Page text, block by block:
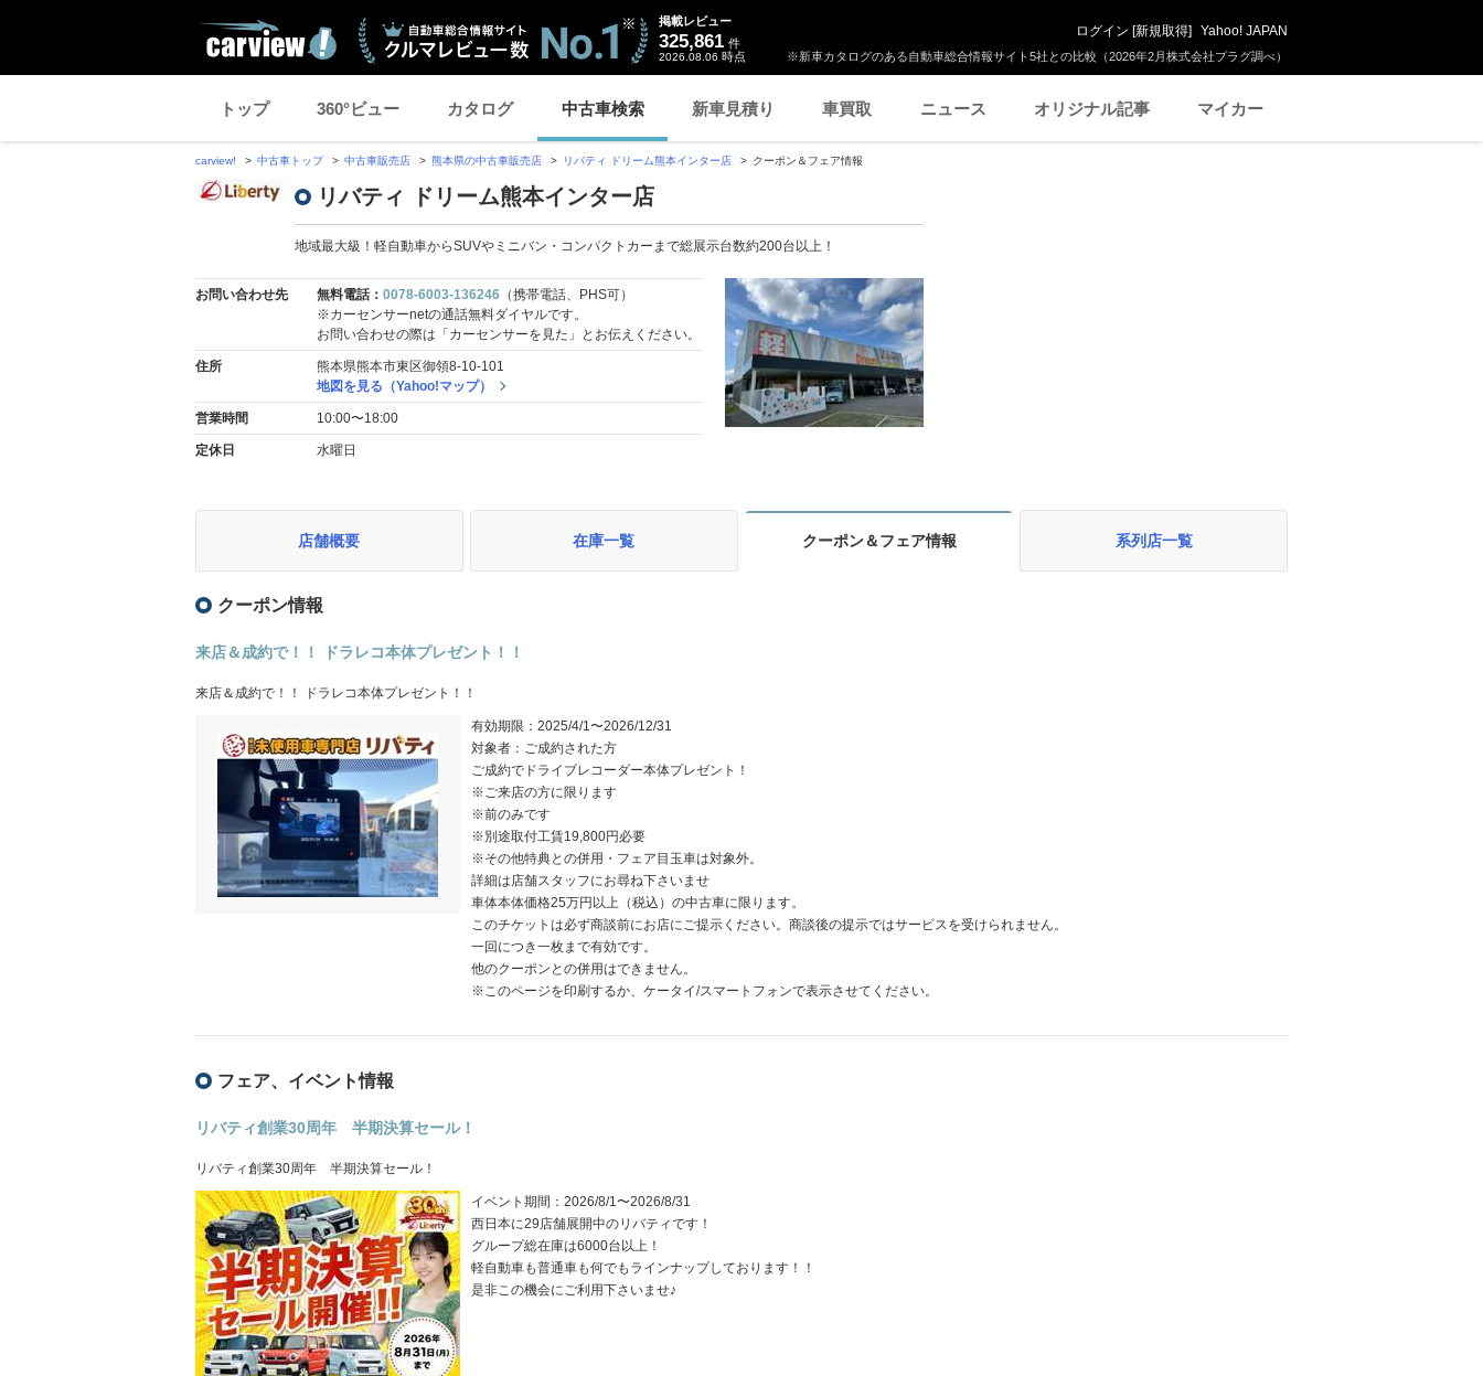
※新車カタログのある自動車総合情報サイト5社との比較（2026年2月株式会社プラグ調べ）
掲載レビュー
325,861 件
2026.08.06 時点
ログイン [新規取得] Yahoo! JAPAN
トップ 360°ビュー カタログ 中古車検索 新車見積り 車買取 ニュース オリジナル記事 マイカー
carview! 中古車トップ 中古車販売店 熊本県の中古車販売店 リバティ ドリーム熊本インター店 クーポン＆フェア情報
リバティ ドリーム熊本インター店
地域最大級！軽自動車からSUVやミニバン・コンパクトカーまで総展示台数約200台以上！
お問い合わせ先 無料電話： 0078-6003-136246 （携帯電話、PHS可）
※カーセンサーnetの通話無料ダイヤルです。
お問い合わせの際は「カーセンサーを見た」とお伝えください。
住所
熊本県熊本市東区御領8-10-101
地図を見る（Yahoo!マップ）
営業時間 10:00〜18:00
定休日 水曜日
店舗概要 在庫一覧 クーポン＆フェア情報 系列店一覧
クーポン情報
来店＆成約で！！ ドラレコ本体プレゼント！！
来店＆成約で！！ ドラレコ本体プレゼント！！
有効期限：2025/4/1〜2026/12/31
対象者：ご成約された方
ご成約でドライブレコーダー本体プレゼント！
※ご来店の方に限ります
※前のみです
※別途取付工賃19,800円必要
※その他特典との併用・フェア目玉車は対象外。
詳細は店舗スタッフにお尋ね下さいませ
車体本体価格25万円以上（税込）の中古車に限ります。
このチケットは必ず商談前にお店にご提示ください。商談後の提示ではサービスを受けられません。
一回につき一枚まで有効です。
他のクーポンとの併用はできません。
※このページを印刷するか、ケータイ/スマートフォンで表示させてください。
フェア、イベント情報
リバティ創業30周年 半期決算セール！
リバティ創業30周年 半期決算セール！
イベント期間：2026/8/1〜2026/8/31
西日本に29店舗展開中のリバティです！
グループ総在庫は6000台以上！
軽自動車も普通車も何でもラインナップしております！！
是非この機会にご利用下さいませ♪